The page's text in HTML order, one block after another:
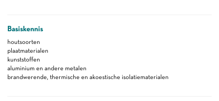
Basiskennis
houtsoorten
plaatmaterialen
kunststoffen
aluminium en andere metalen
brandwerende, thermische en akoestische isolatiematerialen